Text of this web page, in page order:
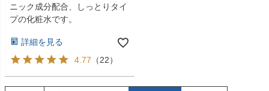
ニック成分配合、しっとりタイ
プの化粧水です。
詳細を見る
4.77 （22）